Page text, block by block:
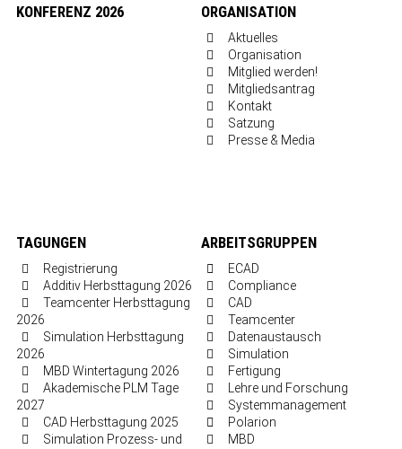
KONFERENZ 2026 ORGANISATION
Aktuelles
Organisation
Mitglied werden!
Mitgliedsantrag
Kontakt
Satzung
Presse & Media
TAGUNGEN
Registrierung
Additiv Herbsttagung 2026
Teamcenter Herbsttagung
2026
Simulation Herbsttagung
2026
MBD Wintertagung 2026
Akademische PLM Tage
2027
CAD Herbsttagung 2025
Simulation Prozess- und
ARBEITSGRUPPEN
ECAD
Compliance
CAD
Teamcenter
Datenaustausch
Simulation
Fertigung
Lehre und Forschung
Systemmanagement
Polarion
MBD